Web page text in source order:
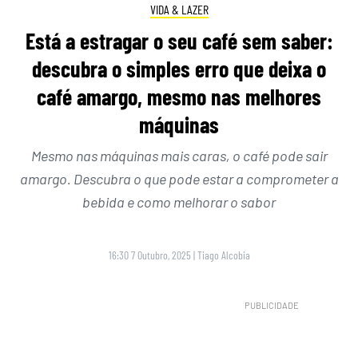
VIDA & LAZER
Está a estragar o seu café sem saber:
descubra o simples erro que deixa o
café amargo, mesmo nas melhores
máquinas
Mesmo nas máquinas mais caras, o café pode sair
amargo. Descubra o que pode estar a comprometer a
bebida e como melhorar o sabor
16:30 7 Outubro, 2025 |Tiago Alcobia